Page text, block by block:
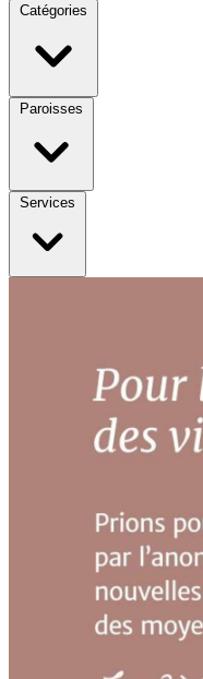
Catégories
Paroisses
Services